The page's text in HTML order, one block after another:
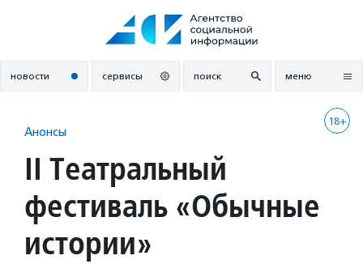
новости сервисы поиск меню
18+
Анонсы
II Театральный
фестиваль «Обычные
истории»